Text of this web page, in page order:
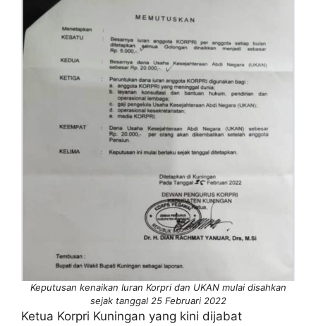
Keputusan kenaikan Iuran Korpri dan UKAN mulai disahkan
sejak tanggal 25 Februari 2022
Ketua Korpri Kuningan yang kini dijabat